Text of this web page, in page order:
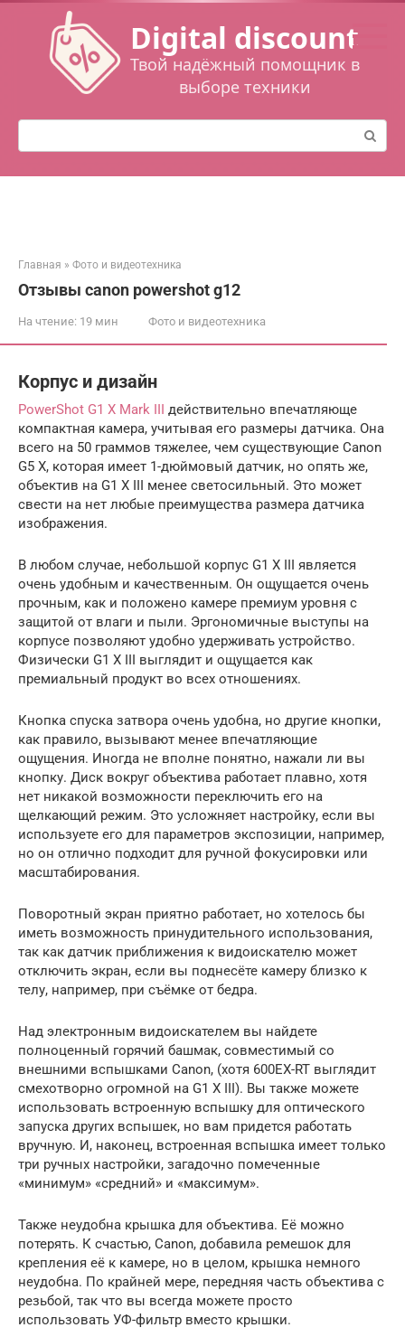
Перейти
контенту
Digital discount
Твой надёжный помощник в
выборе техники
Поиск:
Главная » Фото и видеотехника
Отзывы canon powershot g12
На чтение: 19 мин Фото и видеотехника
Корпус и дизайн
PowerShot G1 X Mark III действительно впечатляюще
компактная камера, учитывая его размеры датчика. Она
всего на 50 граммов тяжелее, чем существующие Canon
G5 X, которая имеет 1-дюймовый датчик, но опять же,
объектив на G1 X III менее светосильный. Это может
свести на нет любые преимущества размера датчика
изображения.
В любом случае, небольшой корпус G1 X III является
очень удобным и качественным. Он ощущается очень
прочным, как и положено камере премиум уровня с
защитой от влаги и пыли. Эргономичные выступы на
корпусе позволяют удобно удерживать устройство.
Физически G1 X III выглядит и ощущается как
премиальный продукт во всех отношениях.
Кнопка спуска затвора очень удобна, но другие кнопки,
как правило, вызывают менее впечатляющие
ощущения. Иногда не вполне понятно, нажали ли вы
кнопку. Диск вокруг объектива работает плавно, хотя
нет никакой возможности переключить его на
щелкающий режим. Это усложняет настройку, если вы
используете его для параметров экспозиции, например,
но он отлично подходит для ручной фокусировки или
масштабирования.
Поворотный экран приятно работает, но хотелось бы
иметь возможность принудительного использования,
так как датчик приближения к видоискателю может
отключить экран, если вы поднесёте камеру близко к
телу, например, при съёмке от бедра.
Над электронным видоискателем вы найдете
полноценный горячий башмак, совместимый со
внешними вспышками Canon, (хотя 600EX-RT выглядит
смехотворно огромной на G1 X III). Вы также можете
использовать встроенную вспышку для оптического
запуска других вспышек, но вам придется работать
вручную. И, наконец, встроенная вспышка имеет только
три ручных настройки, загадочно помеченные
«минимум» «средний» и «максимум».
Также неудобна крышка для объектива. Её можно
потерять. К счастью, Canon, добавила ремешок для
крепления её к камере, но в целом, крышка немного
неудобна. По крайней мере, передняя часть объектива с
резьбой, так что вы всегда можете просто
использовать УФ-фильтр вместо крышки.